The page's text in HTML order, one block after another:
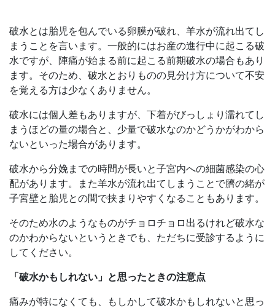
破水とは胎児を包んでいる卵膜が破れ、羊水が流れ出てし
まうことを言います。一般的にはお産の進行中に起こる破
水ですが、陣痛が始まる前に起こる前期破水の場合もあり
ます。そのため、破水とおりものの見分け方について不安
を覚える方は少なくありません。
破水には個人差もありますが、下着がびっしょり濡れてし
まうほどの量の場合と、少量で破水なのかどうかがわから
ないといった場合があります。
破水から分娩までの時間が長いと子宮内への細菌感染の心
配があります。また羊水が流れ出てしまうことで臍の緒が
子宮壁と胎児との間で挟まりやすくなることもあります。
そのため水のようなものがチョロチョロ出るけれど破水な
のかわからないというときでも、ただちに受診するように
してください。
「破水かもしれない」と思ったときの注意点
痛みが特になくても、もしかして破水かもしれないと思っ